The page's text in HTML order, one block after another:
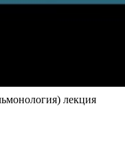
лекция